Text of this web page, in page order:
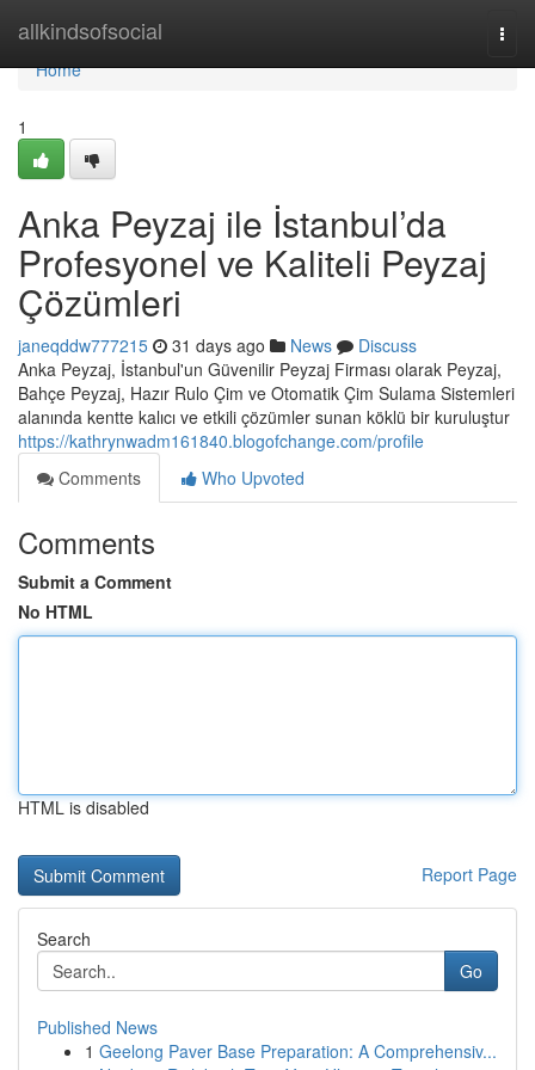
allkindsofsocial
Home
Home
1
Anka Peyzaj ile İstanbul’da
Profesyonel ve Kaliteli Peyzaj
Çözümleri
janeqddw777215 31 days ago News
Discuss
Anka Peyzaj, İstanbul'un Güvenilir Peyzaj Firması olarak Peyzaj,
Bahçe Peyzaj, Hazır Rulo Çim ve Otomatik Çim Sulama Sistemleri
alanında kentte kalıcı ve etkili çözümler sunan köklü bir kuruluştur
https://kathrynwadm161840.blogofchange.com/profile
Comments
Who Upvoted
Comments
Submit a Comment
No HTML
HTML is disabled
Report Page
Search
Go
Published News
1 Geelong Paver Base Preparation: A Comprehensiv...